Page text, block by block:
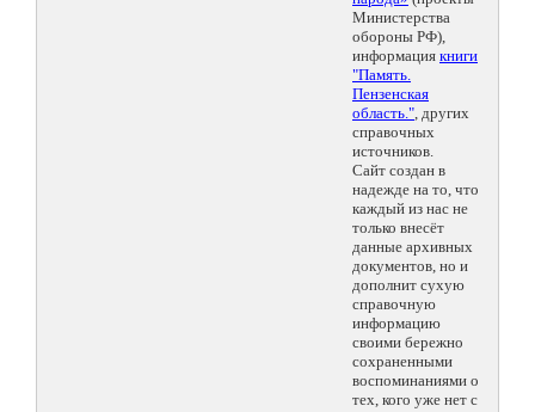
Министерства
обороны РФ),
информация книги
"Память.
Пензенская
область.", других
справочных
источников.
Сайт создан в
надежде на то, что
каждый из нас не
только внесёт
данные архивных
документов, но и
дополнит сухую
справочную
информацию
своими бережно
сохраненными
воспоминаниями о
тех, кого уже нет с